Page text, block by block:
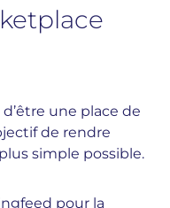
une place de
de rendre
simple possible.
pour la